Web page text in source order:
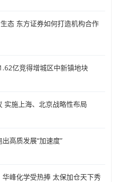
态 东方证券如何打造机构合作
亿竞得增城区中新镇地块
实施上海、北京战略性布局
高质发展“加速度”
峰化学受热捧 太保加仓天下秀